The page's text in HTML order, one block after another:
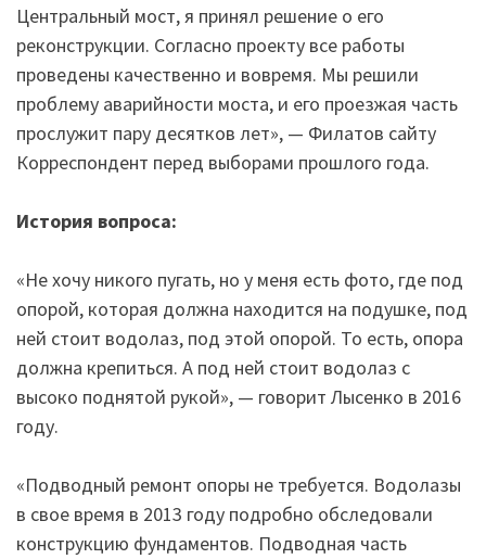
Центральный мост, я принял решение о его
реконструкции. Согласно проекту все работы
проведены качественно и вовремя. Мы решили
проблему аварийности моста, и его проезжая часть
прослужит пару десятков лет», — Филатов сайту
Корреспондент перед выборами прошлого года.
История вопроса:
«Не хочу никого пугать, но у меня есть фото, где под
опорой, которая должна находится на подушке, под
ней стоит водолаз, под этой опорой. То есть, опора
должна крепиться. А под ней стоит водолаз с
высоко поднятой рукой», — говорит Лысенко в 2016
году.
«Подводный ремонт опоры не требуется. Водолазы
в свое время в 2013 году подробно обследовали
конструкцию фундаментов. Подводная часть